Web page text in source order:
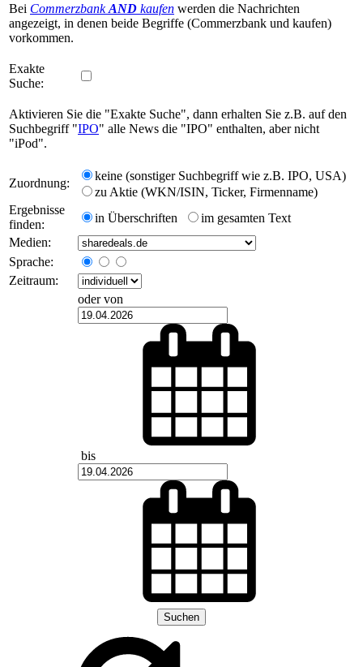
Bei CommerzbankAND kaufen werden die Nachrichten
angezeigt, in denen beide Begriffe (Commerzbank und kaufen)
vorkommen.
Exakte
Suche:
Aktivieren Sie die "Exakte Suche", dann erhalten Sie z.B. auf den
Suchbegriff "IPO" alle News die "IPO" enthalten, aber nicht
"iPod".
Zuordnung:
keine (sonstiger Suchbegriff wie z.B. IPO, USA)
zu Aktie (WKN/ISIN, Ticker, Firmenname)
Ergebnisse
finden:
in Überschriften
im gesamten Text
Medien:
Sprache:
Zeitraum:
oder von
bis
Suchen